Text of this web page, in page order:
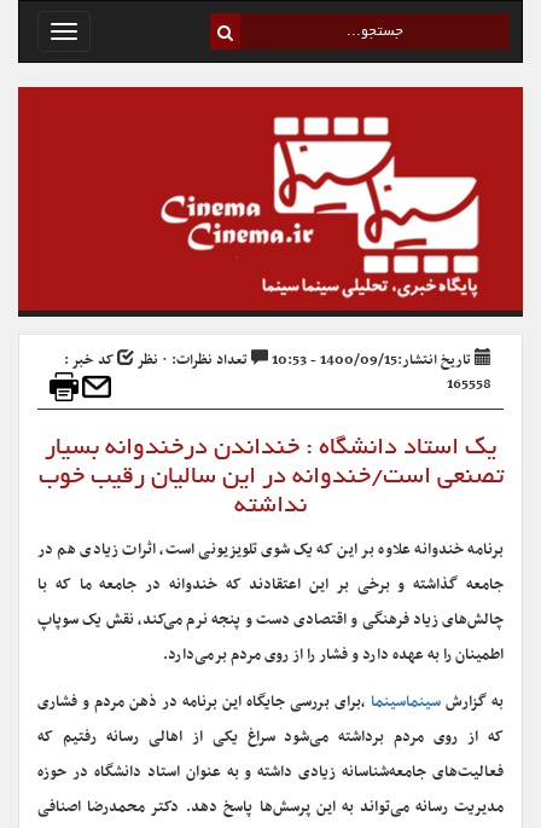
Toggle
تاریخ انتشار:1400/09/15 - 10:53 تعداد نظرات: ۰ نظر
کد خبر :
165558
یک استاد دانشگاه : خنداندن درخندوانه بسیار
تصنعی است/خندوانه در این سالیان رقیب خوب
نداشته
برنامه خندوانه علاوه بر این که یک شوی تلویزیونی است، اثرات زیادی هم در
جامعه گذاشته و برخی بر این اعتقادند که خندوانه در جامعه ما که با
چالش‌های زیاد فرهنگی و اقتصادی دست و پنجه نرم می‌کند، نقش یک سوپاپ
اطمینان را به عهده دارد و فشار را از روی مردم برمی‌دارد.
به گزارشسینماسینما ،برای بررسی جایگاه این برنامه در ذهن مردم و فشاری
که از روی مردم برداشته می‌شود سراغ یکی از اهالی رسانه رفتیم که
فعالیت‌های جامعه‌شناسانه زیادی داشته و به عنوان استاد دانشگاه در حوزه
مدیریت رسانه می‌تواند به این پرسش‌ها پاسخ دهد. دکتر محمدرضا اصنافی